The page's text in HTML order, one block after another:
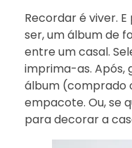
Recordar é viver.
ser, um álbum de
entre um casal.
imprima-as. Após,
álbum (comprado
empacote. Ou, se
para decorar a